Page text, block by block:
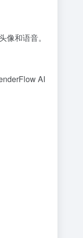
和语音。
AI